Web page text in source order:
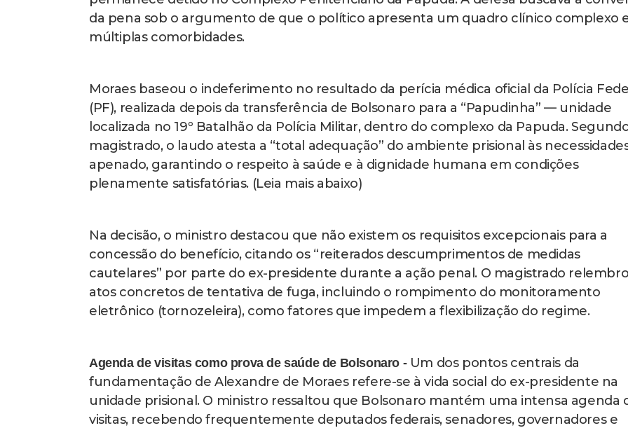
da pena sob o argumento de que o político apresenta um quadro clínico complexo
múltiplas comorbidades.
Moraes baseou o indeferimento no resultado da perícia médica oficial da Polícia
(PF), realizada depois da transferência de Bolsonaro para a “Papudinha” — unidade
localizada no 19º Batalhão da Polícia Militar, dentro do complexo da Papuda.
magistrado, o laudo atesta a “total adequação” do ambiente prisional às
apenado, garantindo o respeito à saúde e à dignidade humana em condições
plenamente satisfatórias. (Leia mais abaixo)
Na decisão, o ministro destacou que não existem os requisitos excepcionais para a
concessão do benefício, citando os “reiterados descumprimentos de medidas
cautelares” por parte do ex-presidente durante a ação penal. O magistrado
atos concretos de tentativa de fuga, incluindo o rompimento do monitoramento
eletrônico (tornozeleira), como fatores que impedem a flexibilização do regime.
Agenda de visitas como prova de saúde de Bolsonaro - Um dos pontos centrais da
fundamentação de Alexandre de Moraes refere-se à vida social do ex-presidente na
unidade prisional. O ministro ressaltou que Bolsonaro mantém uma intensa agenda
visitas, recebendo frequentemente deputados federais, senadores, governadores e